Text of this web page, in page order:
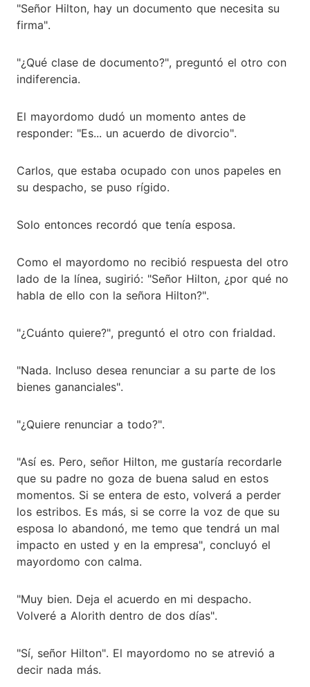
"Señor Hilton, hay un documento que necesita su
firma".
"¿Qué clase de documento?", preguntó el otro con
indiferencia.
El mayordomo dudó un momento antes de
responder: "Es... un acuerdo de divorcio".
Carlos, que estaba ocupado con unos papeles en
su despacho, se puso rígido.
Solo entonces recordó que tenía esposa.
Como el mayordomo no recibió respuesta del otro
lado de la línea, sugirió: "Señor Hilton, ¿por qué no
habla de ello con la señora Hilton?".
"¿Cuánto quiere?", preguntó el otro con frialdad.
"Nada. Incluso desea renunciar a su parte de los
bienes gananciales".
"¿Quiere renunciar a todo?".
"Así es. Pero, señor Hilton, me gustaría recordarle
que su padre no goza de buena salud en estos
momentos. Si se entera de esto, volverá a perder
los estribos. Es más, si se corre la voz de que su
esposa lo abandonó, me temo que tendrá un mal
impacto en usted y en la empresa", concluyó el
mayordomo con calma.
"Muy bien. Deja el acuerdo en mi despacho.
Volveré a Alorith dentro de dos días".
"Sí, señor Hilton". El mayordomo no se atrevió a
decir nada más.